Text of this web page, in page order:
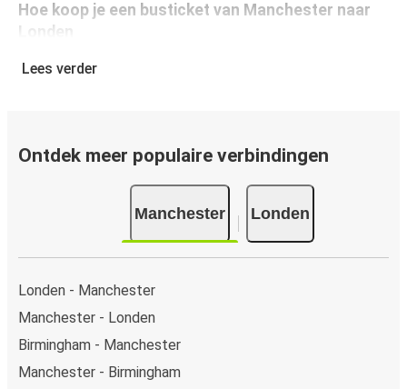
Hoe koop je een busticket van Manchester naar
Londen
Een busticket boeken is heel simpel: op onze website of
Apple Pay. Je kunt ook contant betalen op sommige
Lees verder
Ontdek meer populaire verbindingen
Manchester Londen
Londen - Manchester
Manchester - Londen
Birmingham - Manchester
Manchester - Birmingham